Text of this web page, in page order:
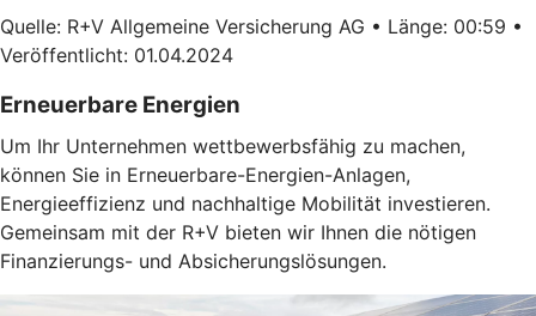
Quelle: R+V Allgemeine Versicherung AG • Länge: 00:59 •
Veröffentlicht: 01.04.2024
Erneuerbare Energien
Um Ihr Unternehmen wettbewerbsfähig zu machen,
können Sie in Erneuerbare-Energien-Anlagen,
Energieeffizienz und nachhaltige Mobilität investieren.
Gemeinsam mit der R+V bieten wir Ihnen die nötigen
Finanzierungs- und Absicherungslösungen.